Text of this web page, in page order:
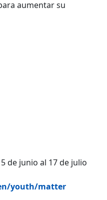
aumentar su
de junio al 17 de julio
youth/matter